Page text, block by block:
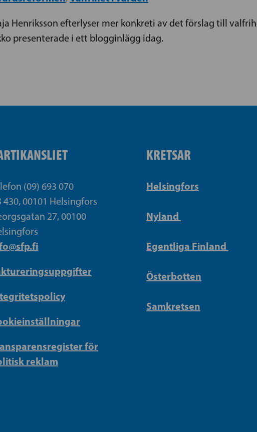
Henriksson efterlyser mer konkreti av det förslag till
presenterade i ett blogginlägg idag.
(09) 693 070
430, 00101 Helsingfors
27, 00100
för
reklam
KRETSAR
Helsingfors
Nyland
Egentliga Finland
Österbotten
Samkretsen